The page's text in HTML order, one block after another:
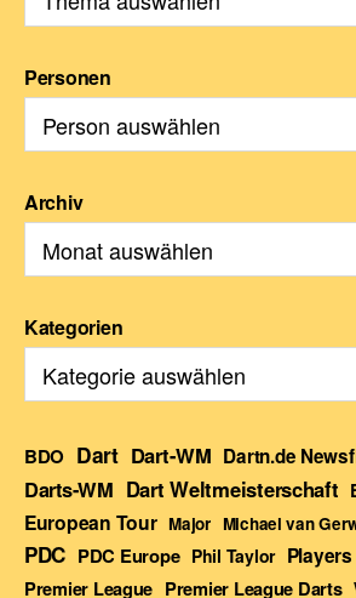
Personen
Archiv
Kategorien
BDO Dart Dart-WM Dartn.de
Darts-WM Dart Weltmeisterschaft
European Tour Major Michael van
PDC PDC Europe Phil Taylor
Premier League Premier League Darts